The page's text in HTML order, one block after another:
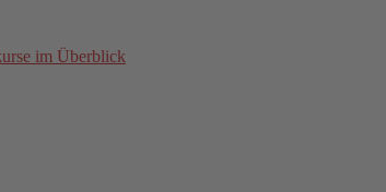
im Überblick